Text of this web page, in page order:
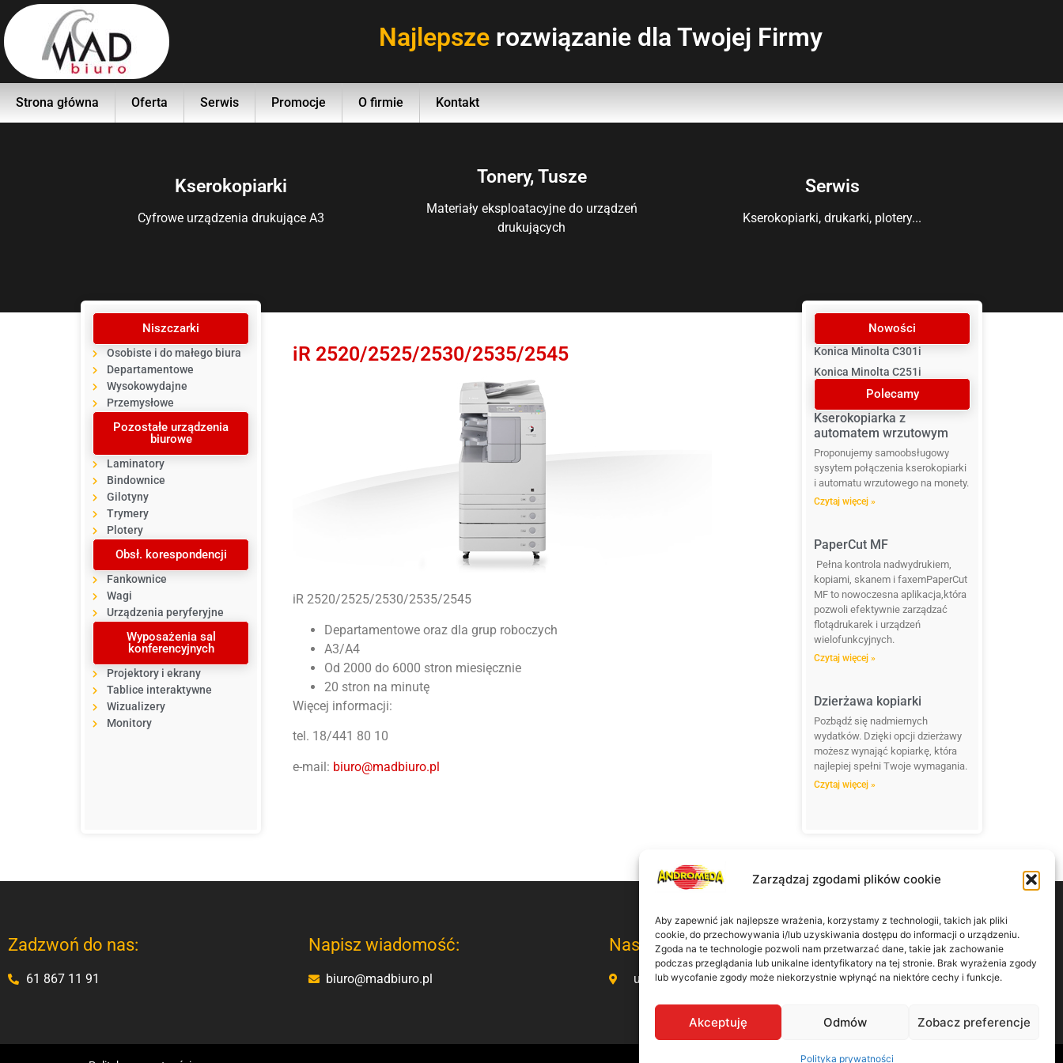
Zarządzaj zgodami plików cookie
Aby zapewnić jak najlepsze wrażenia, korzystamy z technologii, takich jak pliki
cookie, do przechowywania i/lub uzyskiwania dostępu do informacji o urządzeniu.
Zgoda na te technologie pozwoli nam przetwarzać dane, takie jak zachowanie
podczas przeglądania lub unikalne identyfikatory na tej stronie. Brak wyrażenia zgody
lub wycofanie zgody może niekorzystnie wpłynąć na niektóre cechy i funkcje.
Akceptuję Odmów Zobacz preferencje
Polityka prywatności
Najlepsze rozwiązanie dla Twojej Firmy
Strona główna Oferta Serwis Promocje O firmie Kontakt
Kserokopiarki
Cyfrowe urządzenia drukujące A3
Tonery, Tusze
Materiały eksploatacyjne do urządzeń
drukujących
Serwis
Kserokopiarki, drukarki, plotery...
Niszczarki
Osobiste i do małego biura
Departamentowe
Wysokowydajne
Przemysłowe
Pozostałe urządzenia
biurowe
Laminatory
Bindownice
Gilotyny
Trymery
Plotery
Obsł. korespondencji
Fankownice
Wagi
Urządzenia peryferyjne
Wyposażenia sal
konferencyjnych
Projektory i ekrany
Tablice interaktywne
Wizualizery
Monitory
iR 2520/2525/2530/2535/2545
iR 2520/2525/2530/2535/2545
Departamentowe oraz dla grup roboczych
A3/A4
Od 2000 do 6000 stron miesięcznie
20 stron na minutę
Więcej informacji:
tel. 18/441 80 10
e-mail: biuro@madbiuro.pl
Nowości
Konica Minolta C301i
Konica Minolta C251i
Polecamy
Kserokopiarka z
automatem wrzutowym
Proponujemy samoobsługowy
sysytem połączenia kserokopiarki
i automatu wrzutowego na monety.
Czytaj więcej »
PaperCut MF
Pełna kontrola nadwydrukiem,
kopiami, skanem i faxemPaperCut
MF to nowoczesna aplikacja,która
pozwoli efektywnie zarządzać
flotądrukarek i urządzeń
wielofunkcyjnych.
Czytaj więcej »
Dzierżawa kopiarki
Pozbądź się nadmiernych
wydatków. Dzięki opcji dzierżawy
możesz wynająć kopiarkę, która
najlepiej spełni Twoje wymagania.
Czytaj więcej »
Zadzwoń do nas:
61 867 11 91
Napisz wiadomość:
biuro@madbiuro.pl
Nasz adres:
ul. Kamiennogórska 9/41 60-179 Poznań